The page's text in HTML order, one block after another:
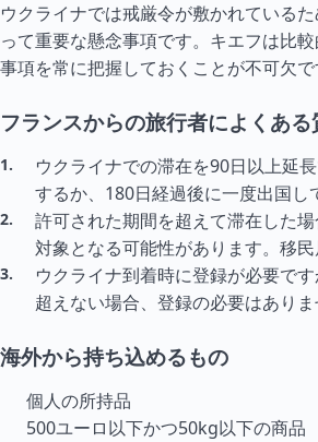
ウクライナでは戒厳令が敷かれている
って重要な懸念事項です。キエフは比
事項を常に把握しておくことが不可欠で
フランスからの旅行者によくある
ウクライナでの滞在を90日以上延
するか、180日経過後に一度出国し
許可された期間を超えて滞在した
対象となる可能性があります。移
ウクライナ到着時に登録が必要で
超えない場合、登録の必要はありま
海外から持ち込めるもの
個人の所持品
500ユーロ以下かつ50kg以下の商品